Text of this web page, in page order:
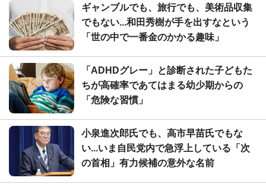
ギャンブルでも、旅行でも、美術品収集
でもない...和田秀樹が手を出すなという
「世の中で一番金のかかる趣味」
「ADHDグレー」と診断された子どもた
ちが高確率であてはまる幼少期からの
「危険な習慣」
小泉進次郎氏でも、高市早苗氏でもな
い...いま自民党内で急浮上している「次
の首相」有力候補の意外な名前